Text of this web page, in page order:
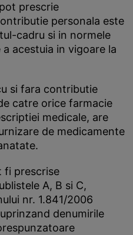
prescrie
personala este
cadru si in normele
acestuia in vigoare la
si fara contributie
catre orice farmacie
medicale, are
de medicamente
fi prescrise
A, B si C,
nr. 1.841/2006
denumirile